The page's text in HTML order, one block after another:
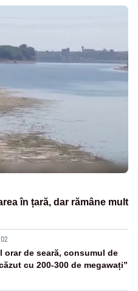
în țară, dar rămâne mult
orar de seară, consumul de
cu 200-300 de megawați”